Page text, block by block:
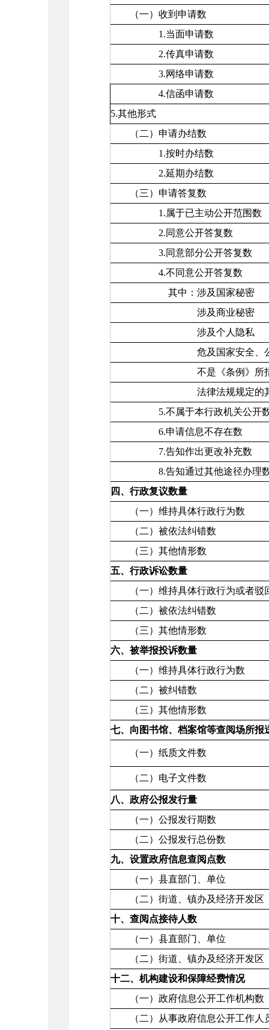
（一）收到申请数
1.当面申请数
2.传真申请数
3.网络申请数
4.信函申请数
5.其他形式
（二）申请办结数
1.按时办结数
2.延期办结数
（三）申请答复数
1.属于已主动公开范围数
2.同意公开答复数
3.同意部分公开答复数
4.不同意公开答复数
其中：涉及国家秘密
涉及商业秘密
涉及个人隐私
危及国家安全、公共安全
不是《条例》所指政
法律法规规定的其
5.不属于本行政机关公开
6.申请信息不存在数
7.告知作出更改补充数
8.告知通过其他途径办理
四、行政复议数量
（一）维持具体行政行为数
（二）被依法纠错数
（三）其他情形数
五、行政诉讼数量
（一）维持具体行政行为或者驳
（二）被依法纠错数
（三）其他情形数
六、被举报投诉数量
（一）维持具体行政行为数
（二）被纠错数
（三）其他情形数
七、向图书馆、档案馆等查阅场所报
（一）纸质文件数
（二）电子文件数
八、政府公报发行量
（一）公报发行期数
（二）公报发行总份数
九、设置政府信息查阅点数
（一）县直部门、单位
（二）街道、镇办及经济开发区
十、查阅点接待人数
（一）县直部门、单位
（二）街道、镇办及经济开发区
十二、机构建设和保障经费情况
（一）政府信息公开工作机构数
（二）从事政府信息公开工作人